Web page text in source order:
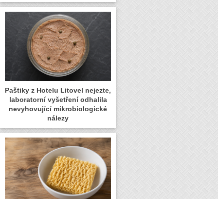
Paštiky z Hotelu Litovel nejezte,
laboratorní vyšetření odhalila
nevyhovující mikrobiologické
nálezy